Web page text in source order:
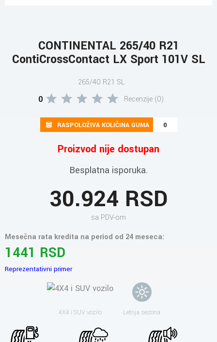
CONTINENTAL 265/40 R21
ContiCrossContact LX Sport 101V SL
265/40 R21 SL
0 Recenzije (0)
RASPOLOŽIVA KOLIČINA GUMA 0
Proizvod nije dostupan
Besplatna isporuka.
30.924 RSD
sa PDV-om
Mesečna rata kredita na period od 24 meseca:
1441 RSD
Reprezentativni primer
4X4 i SUV vozilo Letnja sezona